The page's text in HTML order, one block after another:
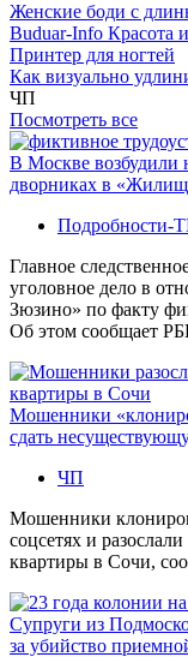
Женские боди с
Buduar-Info Красота
Принтер для ногтей
Как визуально
ЧП
Посмотреть все
В Москве возбудили
дворниках в
Подробности-
Главное
уголовное дело в
Зюзино» по факту
Об этом сообщает
Мошенники
сдать
ЧП
Мошенники
соцсетях и
квартиры в Сочи,
Супруги из
за убийство